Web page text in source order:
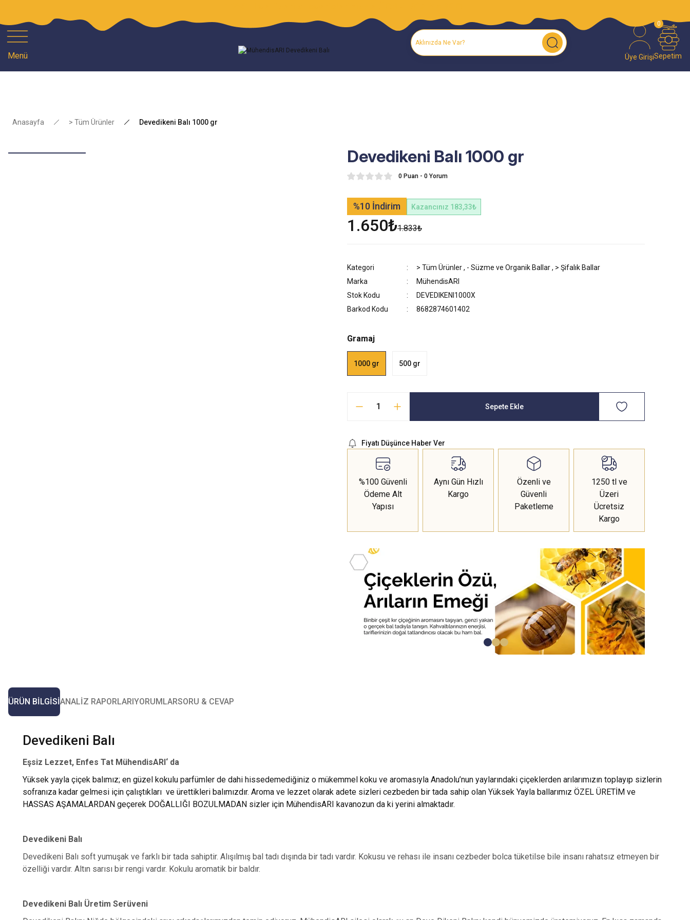
Menü Üye GirişiSepetim
0
Anasayfa > Tüm Ürünler Devedikeni Balı 1000 gr
Devedikeni Balı 1000 gr
0 Puan - 0 Yorum
%10 İndirim Kazancınız 183,33₺
1.650₺1.833₺
Kategori > Tüm Ürünler, - Süzme ve Organik Ballar, > Şifalık Ballar
Marka
MühendisARI
Stok Kodu
DEVEDIKENI1000X
Barkod Kodu
8682874601402
Gramaj
1000 gr 500 gr
Sepete Ekle
Fiyatı Düşünce Haber Ver
%100 Güvenli
Ödeme Alt
Yapısı
Aynı Gün Hızlı
Kargo
Özenli ve
Güvenli
Paketleme
1250 tl ve
Üzeri
Ücretsiz
Kargo
ÜRÜN BILGISIANALIZ RAPORLARIYORUMLARSORU & CEVAP
Devedikeni Balı
Eşsiz Lezzet, Enfes Tat MühendisARI‘ da
Yüksek yayla çiçek balımız; en güzel kokulu parfümler de dahi hissedemediğiniz o mükemmel koku ve aromasıyla Anadolu’nun yaylarındaki çiçeklerden arılarımızın toplayıp sizlerin
sofranıza kadar gelmesi için çalıştıkları ve ürettikleri balımızdır. Aroma ve lezzet olarak adete sizleri cezbeden bir tada sahip olan Yüksek Yayla ballarımız ÖZEL ÜRETİM ve
HASSAS AŞAMALARDAN geçerek DOĞALLIĞI BOZULMADAN sizler için MühendisARI kavanozun da ki yerini almaktadır.
Devedikeni Balı
Devedikeni Balı soft yumuşak ve farklı bir tada sahiptir. Alışılmış bal tadı dışında bir tadı vardır. Kokusu ve rehası ile insanı cezbeder bolca tüketilse bile insanı rahatsız etmeyen bir
özelliği vardır. Altın sarısı bir rengi vardır. Kokulu aromatik bir baldır.
Devedikeni Balı Üretim Serüveni